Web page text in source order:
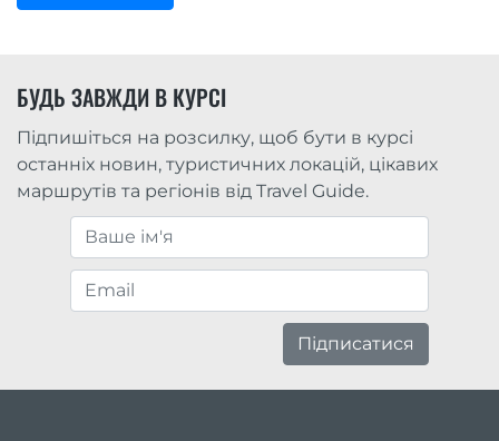
БУДЬ ЗАВЖДИ В КУРСІ
Підпишіться на розсилку, щоб бути в курсі
останніх новин, туристичних локацій, цікавих
маршрутів та регіонів від Travel Guide.
Підписатися